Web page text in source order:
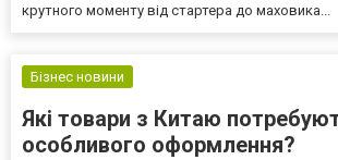
крутного моменту від стартера до маховика...
Бізнес новини
Які товари з Китаю
особливого оформлення?